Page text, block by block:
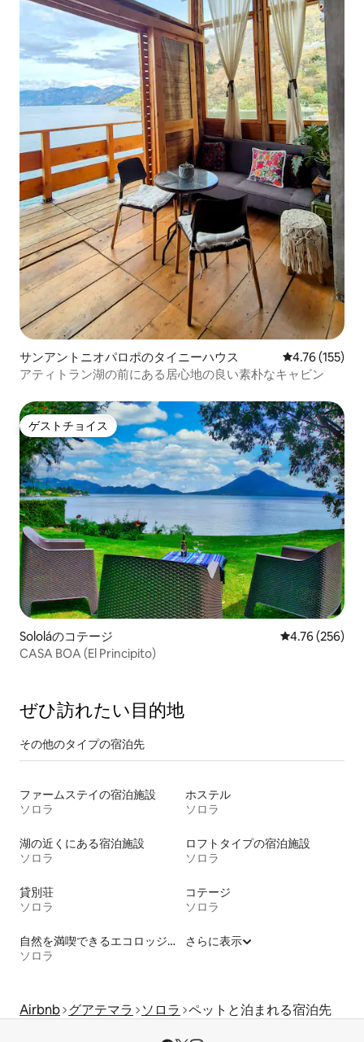
サンアントニオパロポのタイニーハウス レビュー155
4.76 (155)
アティトラン湖の前にある居心地の良い素朴なキャビン
ゲストチョイス
ゲストチョイス
Sololáのコテージ レビュー256
4.76 (256)
CASA BOA (El Principito)
ぜひ訪⁠れ⁠た⁠い目⁠的⁠地
その他のタ⁠イ⁠プ⁠の宿⁠泊⁠先
ファームステイの宿泊施設
ソロラ
ホステル
ソロラ
湖の近くにある宿泊施設
ソロラ
ロフトタイプの宿泊施設
ソロラ
貸別荘
ソロラ
コテージ
ソロラ
自然を満喫できるエコロッジの宿泊施設
ソロラ
さらに表示
Airbnb グアテマラ ソロラ ペットと泊まれる宿泊先